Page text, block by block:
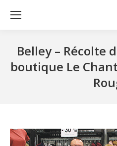
Belley – Récolte
boutique Le